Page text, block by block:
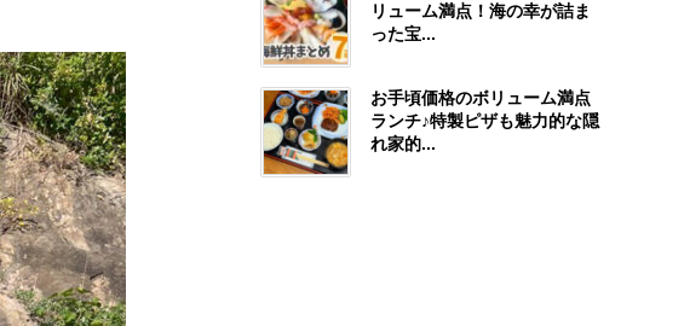
リューム満点！海の幸が詰ま
った宝...
お手頃価格のボリューム満点
ランチ♪特製ピザも魅力的な隠
れ家的...